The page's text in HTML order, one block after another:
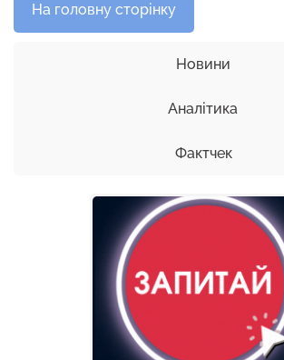
На головну сторінку
Новини
Аналітика
Фактчек